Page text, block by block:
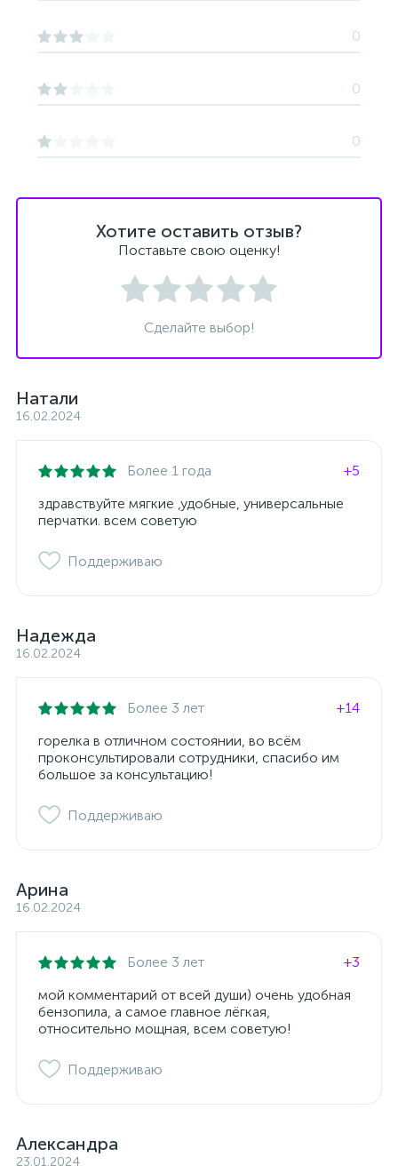
Хотите оставить отзыв?
Поставьте свою оценку!
Сделайте выбор!
Натали
16.02.2024
Более 1 года
+5
здравствуйте мягкие ,удобные, универсальные
перчатки. всем советую
Поддерживаю
Надежда
16.02.2024
Более 3 лет
+14
горелка в отличном состоянии, во всём
проконсультировали сотрудники, спасибо им
большое за консультацию!
Поддерживаю
Арина
16.02.2024
Более 3 лет
+3
мой комментарий от всей души) очень удобная
бензопила, а самое главное лёгкая,
относительно мощная, всем советую!
Поддерживаю
Александра
23.01.2024
0
0
0